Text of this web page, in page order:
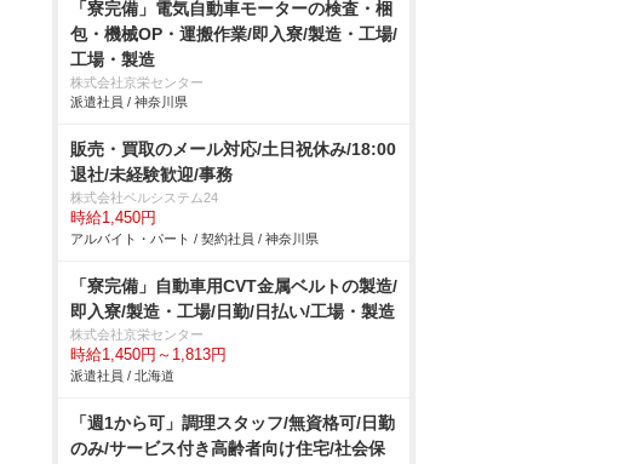
「寮完備」電気自動車モーターの検査・梱
包・機械OP・運搬作業/即入寮/製造・工場/
工場・製造
株式会社京栄センター
派遣社員 / 神奈川県
販売・買取のメール対応/土日祝休み/18:00
退社/未経験歓迎/事務
株式会社ベルシステム24
時給1,450円
アルバイト・パート / 契約社員 / 神奈川県
「寮完備」自動車用CVT金属ベルトの製造/
即入寮/製造・工場/日勤/日払い/工場・製造
株式会社京栄センター
時給1,450円～1,813円
派遣社員 / 北海道
「週1から可」調理スタッフ/無資格可/日勤
のみ/サービス付き高齢者向け住宅/社会保